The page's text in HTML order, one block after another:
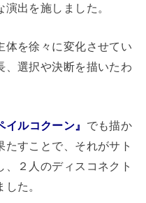
出を施しました。
体を徐々に変化させてい
、選択や決断を描いたわ
イルコクーン』 でも描か
すことで、それがサト
、２人のディスコネクト
た。